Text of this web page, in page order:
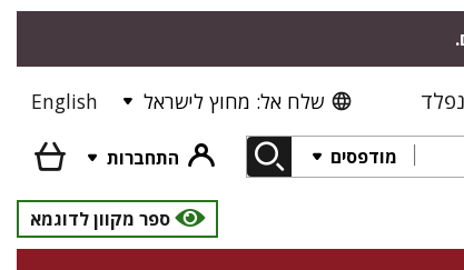
שלח אל: מחוץ לישראל English
מודפסים
התחברות
ספר מקוון לדוגמא